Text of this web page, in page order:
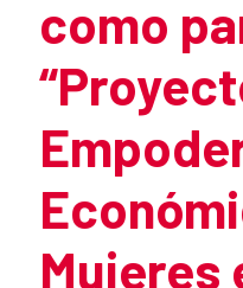
como
Mujeres